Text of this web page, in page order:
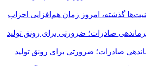
گذشته، امروز زمان هم‌افزایی احزاب
صادرات؛ ضرورتی برای رونق تولید